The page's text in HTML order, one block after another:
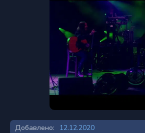
Добавлено:
12.12.2020